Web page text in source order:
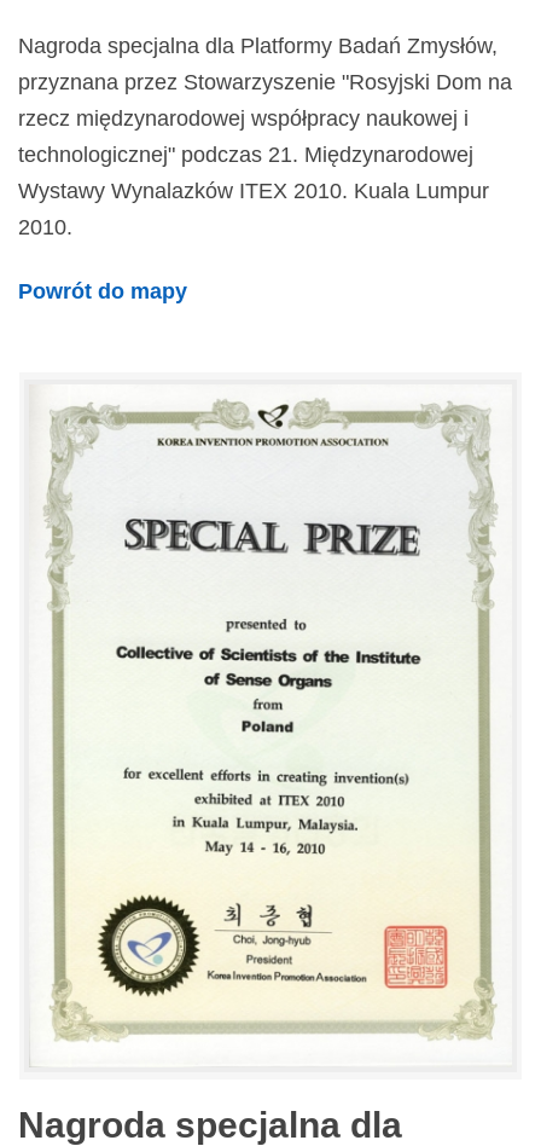
Nagroda specjalna dla Platformy Badań Zmysłów,
przyznana przez Stowarzyszenie "Rosyjski Dom na
rzecz międzynarodowej współpracy naukowej i
technologicznej" podczas 21. Międzynarodowej
Wystawy Wynalazków ITEX 2010. Kuala Lumpur
2010.
Powrót do mapy
Nagroda specjalna dla